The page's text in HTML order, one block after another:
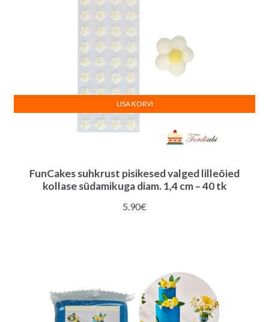
FunCakes suhkrust pisikesed valged lilleõied
kollase südamikuga diam. 1,4 cm – 40 tk
5.90€
LISA KORVI